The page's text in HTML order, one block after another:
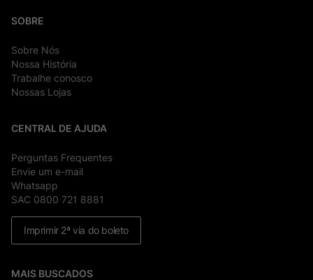
SOBRE
Sobre Nós
Nossa História
Trabalhe conosco
Nossas Lojas
CENTRAL DE AJUDA
Perguntas Frequentes
Envie um e-mail
Whatsapp
SAC 0800 721 8881
Imprimir 2ª via do boleto
MAIS BUSCADOS